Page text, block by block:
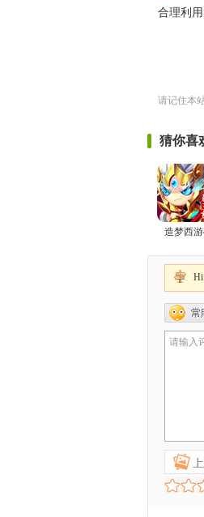
合理利
请记住本
猜你喜
造梦西